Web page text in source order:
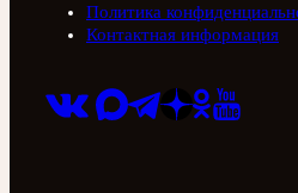
Политика
Контактная информация